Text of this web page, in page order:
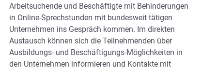
Arbeitsuchende und Beschäftigte mit Behinderungen
in Online-Sprechstunden mit bundesweit tätigen
Unternehmen ins Gespräch kommen. Im direkten
Austausch können sich die Teilnehmenden über
Ausbildungs- und Beschäftigungs-Möglichkeiten in
den Unternehmen informieren und Kontakte mit